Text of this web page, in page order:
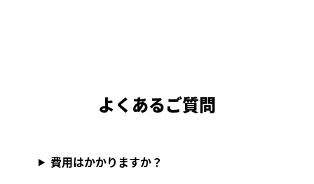
よくあるご質問
費用はかかりますか？